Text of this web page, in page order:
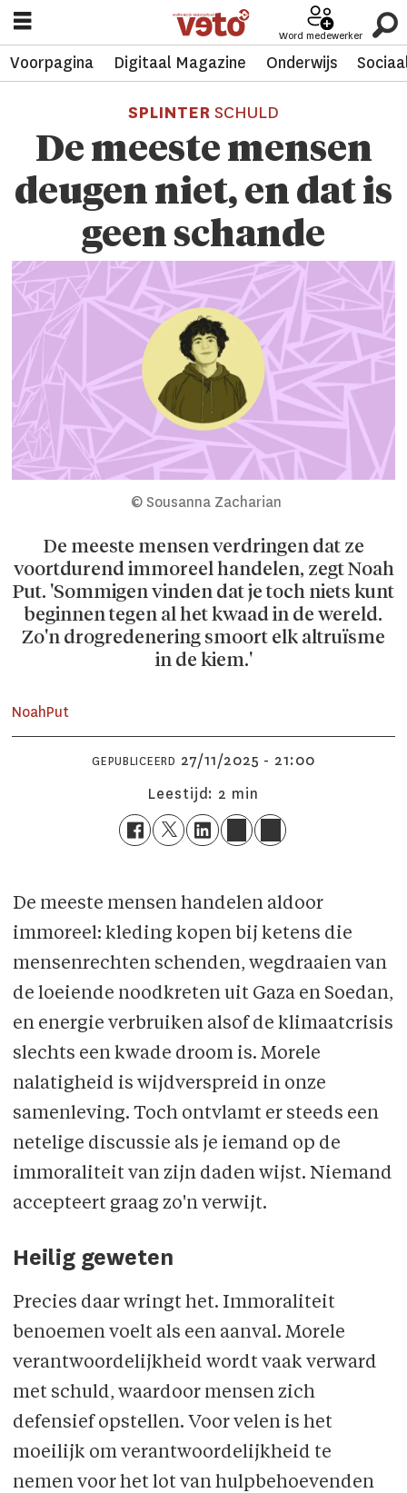
Word medewerker
Voorpagina Digitaal Magazine Onderwijs
SPLINTER SCHULD
De meeste mensen
deugen niet, en dat is
geen schande
© Sousanna Zacharian
De meeste mensen verdringen dat ze
voortdurend immoreel handelen, zegt Noah
Put. 'Sommigen vinden dat je toch niets kunt
beginnen tegen al het kwaad in de wereld.
Zo'n drogredenering smoort elk altruïsme
in de kiem.'
NoahPut
GEPUBLICEERD
27/11/2025 - 21:00
Leestijd: 2 min
De meeste mensen handelen aldoor
immoreel: kleding kopen bij ketens die
mensenrechten schenden, wegdraaien van
de loeiende noodkreten uit Gaza en Soedan,
en energie verbruiken alsof de klimaatcrisis
slechts een kwade droom is. Morele
nalatigheid is wijdverspreid in onze
samenleving. Toch ontvlamt er steeds een
netelige discussie als je iemand op de
immoraliteit van zijn daden wijst. Niemand
accepteert graag zo'n verwijt.
Heilig geweten
Precies daar wringt het. Immoraliteit
benoemen voelt als een aanval. Morele
verantwoordelijkheid wordt vaak verward
met schuld, waardoor mensen zich
defensief opstellen. Voor velen is het
moeilijk om verantwoordelijkheid te
nemen voor het lot van hulpbehoevenden